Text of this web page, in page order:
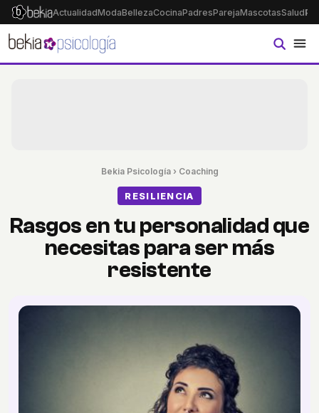
ActualidadModaBellezaCocinaPadresParejaMascotasSalud
Bekia Psicología› Coaching
RESILIENCIA
Rasgos en tu personalidad que
necesitas para ser más
resistente